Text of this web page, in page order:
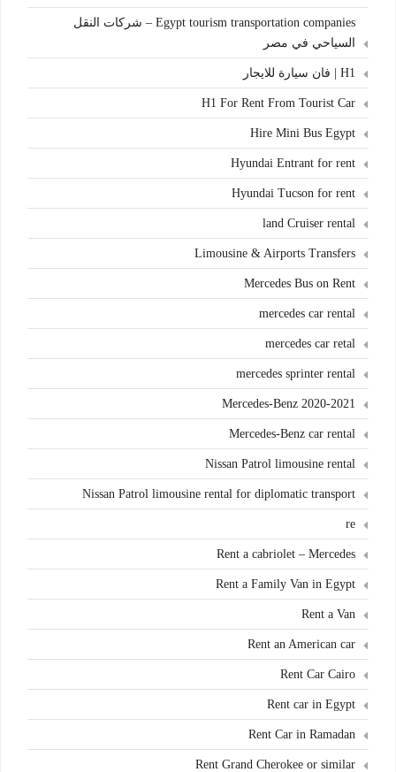
Egypt tourism transportation companies – شركات النقل
السياحي في مصر
H1 | فان سيارة للايجار
H1 For Rent From Tourist Car
Hire Mini Bus Egypt
Hyundai Entrant for rent
Hyundai Tucson for rent
land Cruiser rental
Limousine & Airports Transfers
Mercedes Bus on Rent
mercedes car rental
mercedes car retal
mercedes sprinter rental
Mercedes-Benz 2020-2021
Mercedes-Benz car rental
Nissan Patrol limousine rental
Nissan Patrol limousine rental for diplomatic transport
re
Rent a cabriolet – Mercedes
Rent a Family Van in Egypt
Rent a Van
Rent an American car
Rent Car Cairo
Rent car in Egypt
Rent Car in Ramadan
Rent Grand Cherokee or similar